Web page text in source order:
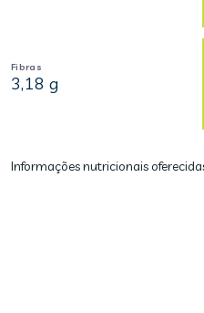
Fibras
3,18 g
Informações nutricionais